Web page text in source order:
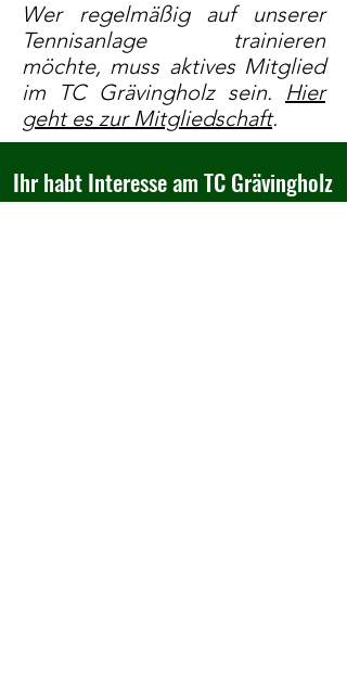
Wer regelmäßig auf unserer
Tennisanlage trainieren
möchte, muss aktives Mitglied
im TC Grävingholz sein. Hier
geht es zur Mitgliedschaft.
Ihr habt Interesse am TC Grävingholz